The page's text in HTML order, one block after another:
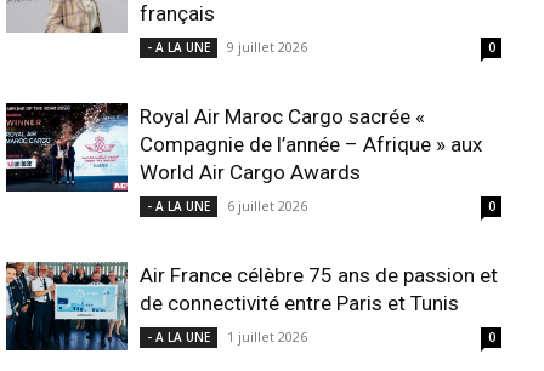
français
- A LA UNE 9 juillet 2026 0
Royal Air Maroc Cargo sacrée «
Compagnie de l’année – Afrique » aux
World Air Cargo Awards
- A LA UNE 6 juillet 2026 0
Air France célèbre 75 ans de passion et
de connectivité entre Paris et Tunis
- A LA UNE 1 juillet 2026 0